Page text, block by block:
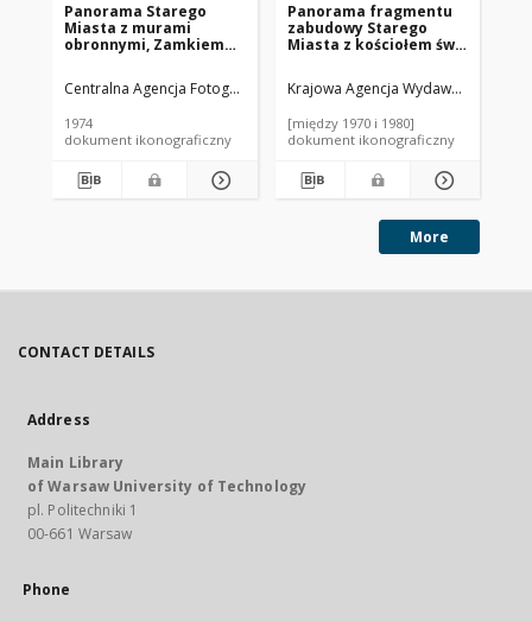
Panorama Starego
Miasta z murami
obronnymi, Zamkiem
Zamkowym z kolumną
Zygmunta, widok
Podwale w kierunku
Wisły z fragmentem
Śląsko-Dąbrowskim w
tle, Warszawa
Centralna Agencja Fotograficzna. Instytucja sprawcza
1974
dokument ikonograficzny
Panorama fragmentu
zabudowy Starego
Miasta z kościołem św.
Królewskim i zabudową
wzdłuż ulicy Podwale,
kierunku Traktu
Królewskiego z
Warszawa
Krajowa Agencja Wydawnicza
[między 1970 i 1980]
dokument ikonograficzny
More
CONTACT DETAILS
Address
Main Library
of Warsaw University of Technology
pl. Politechniki 1
00-661 Warsaw
Phone